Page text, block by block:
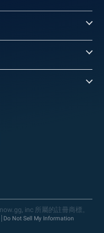
inc 所屬的註冊商標。
Do Not Sell My Information